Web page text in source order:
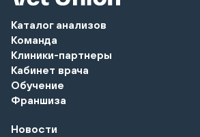
Каталог анализов
Команда
Клиники-партнеры
Кабинет врача
Обучение
Франшиза
Новости